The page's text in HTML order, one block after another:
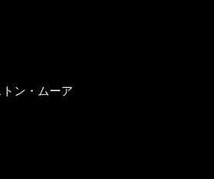
ン・ムーア